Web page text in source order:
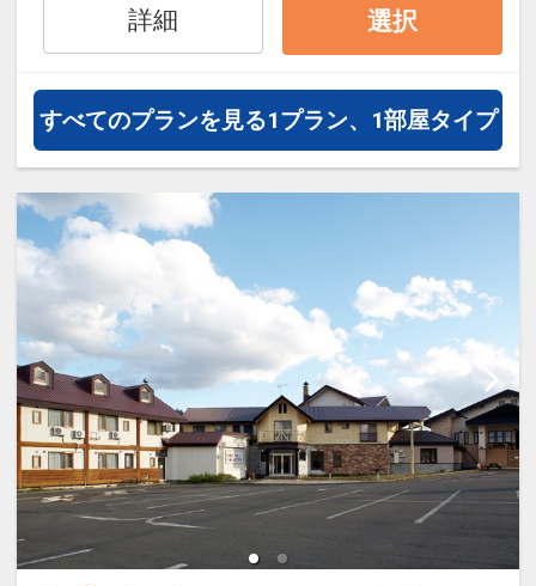
約）が可能なプランもございます。
詳細 選択
すべてのプランを見る1プラン、1部屋タイプ